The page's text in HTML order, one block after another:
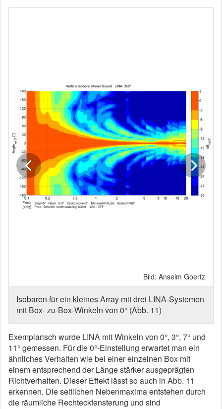
Bild: Anselm Goertz
Isobaren für ein kleines Array mit drei LINA-Systemen
mit Box- zu-Box-Winkeln von 0° (Abb. 11)
Exemplarisch wurde LINA mit Winkeln von 0°, 3°, 7° und
11° gemessen. Für die 0°-Einstellung erwartet man ein
ähnliches Verhalten wie bei einer einzelnen Box mit
einem entsprechend der Länge stärker ausgeprägten
Richtverhalten. Dieser Effekt lässt so auch in Abb. 11
erkennen. Die seitlichen Nebenmaxima entstehen durch
die räumliche Rechteckfensterung und sind